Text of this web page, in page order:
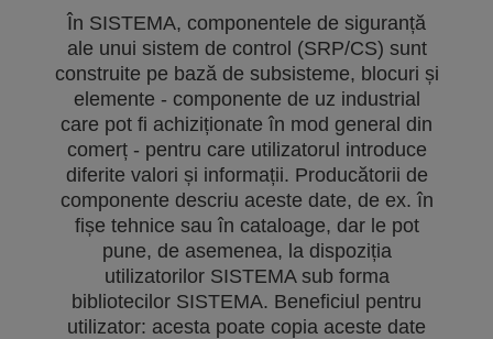
În SISTEMA, componentele de siguranță
ale unui sistem de control (SRP/CS) sunt
construite pe bază de subsisteme, blocuri și
elemente - componente de uz industrial
care pot fi achiziționate în mod general din
comerț - pentru care utilizatorul introduce
diferite valori și informații. Producătorii de
componente descriu aceste date, de ex. în
fișe tehnice sau în cataloage, dar le pot
pune, de asemenea, la dispoziția
utilizatorilor SISTEMA sub forma
bibliotecilor SISTEMA. Beneficiul pentru
utilizator: acesta poate copia aceste date